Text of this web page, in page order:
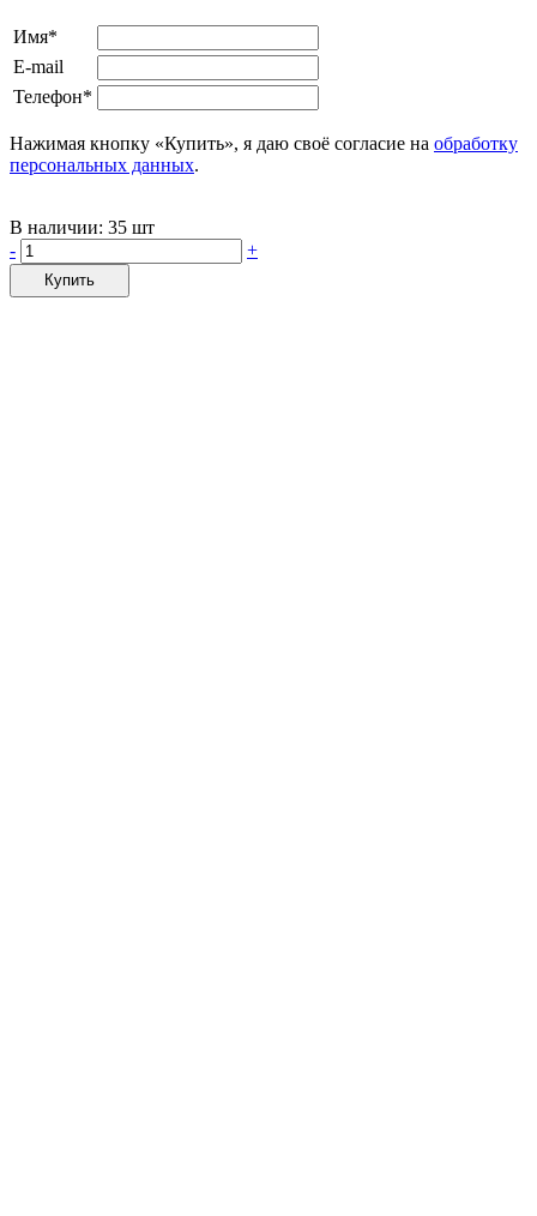
Имя*
E-mail
Телефон*
Нажимая кнопку «Купить», я даю своё согласие на обработку
персональных данных.
В наличии: 35 шт
-
+
Купить